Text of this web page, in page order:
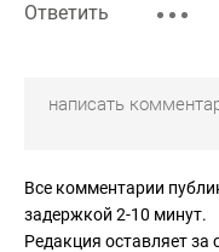
Ответить
Все комментарии
задержкой 2-10 минут.
Редакция оставляет за